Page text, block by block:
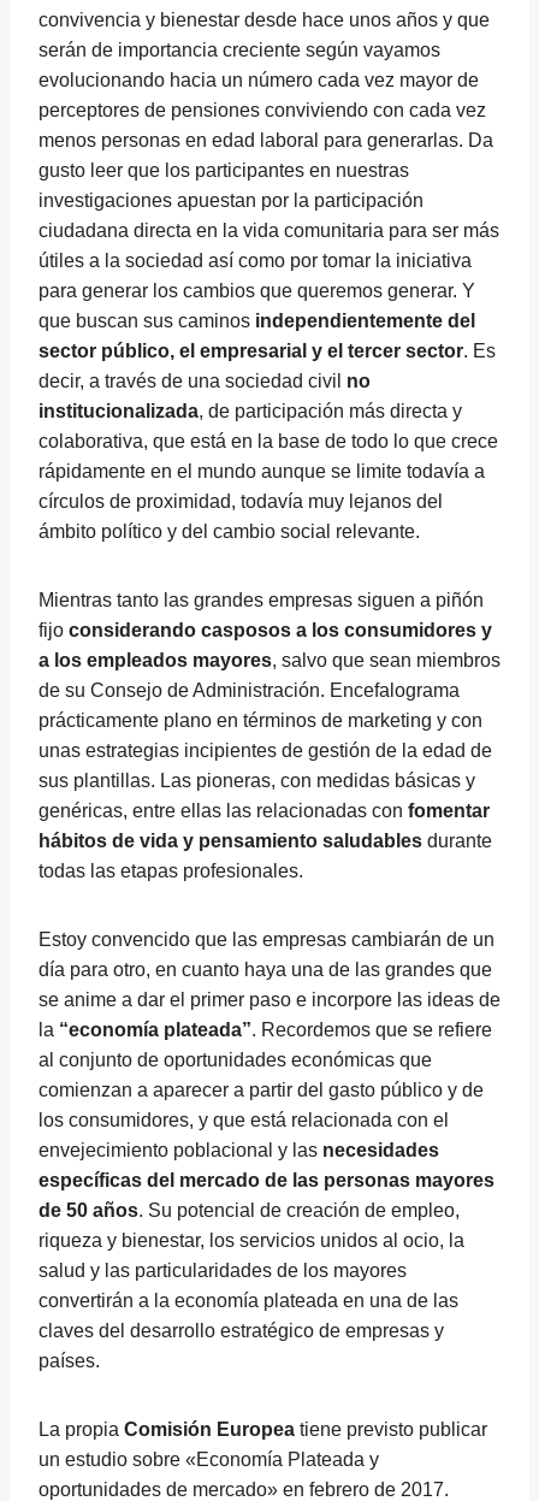
convivencia y bienestar desde hace unos años y que
serán de importancia creciente según vayamos
evolucionando hacia un número cada vez mayor de
perceptores de pensiones conviviendo con cada vez
menos personas en edad laboral para generarlas. Da
gusto leer que los participantes en nuestras
investigaciones apuestan por la participación
ciudadana directa en la vida comunitaria para ser más
útiles a la sociedad así como por tomar la iniciativa
para generar los cambios que queremos generar. Y
que buscan sus caminos independientemente del
sector público, el empresarial y el tercer sector. Es
decir, a través de una sociedad civil no
institucionalizada, de participación más directa y
colaborativa, que está en la base de todo lo que crece
rápidamente en el mundo aunque se limite todavía a
círculos de proximidad, todavía muy lejanos del
ámbito político y del cambio social relevante.
Mientras tanto las grandes empresas siguen a piñón
fijo considerando casposos a los consumidores y
a los empleados mayores, salvo que sean miembros
de su Consejo de Administración. Encefalograma
prácticamente plano en términos de marketing y con
unas estrategias incipientes de gestión de la edad de
sus plantillas. Las pioneras, con medidas básicas y
genéricas, entre ellas las relacionadas con fomentar
hábitos de vida y pensamiento saludables durante
todas las etapas profesionales.
Estoy convencido que las empresas cambiarán de un
día para otro, en cuanto haya una de las grandes que
se anime a dar el primer paso e incorpore las ideas de
la “economía plateada”. Recordemos que se refiere
al conjunto de oportunidades económicas que
comienzan a aparecer a partir del gasto público y de
los consumidores, y que está relacionada con el
envejecimiento poblacional y las necesidades
específicas del mercado de las personas mayores
de 50 años. Su potencial de creación de empleo,
riqueza y bienestar, los servicios unidos al ocio, la
salud y las particularidades de los mayores
convertirán a la economía plateada en una de las
claves del desarrollo estratégico de empresas y
países.
La propia Comisión Europea tiene previsto publicar
un estudio sobre «Economía Plateada y
oportunidades de mercado» en febrero de 2017.